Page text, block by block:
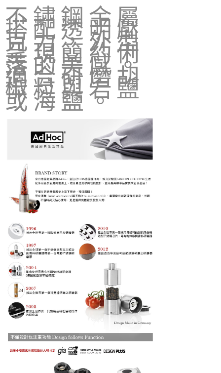
不鏽鋼金屬
搭配透明壓
克力，外型
呈現簡約俐
落的美感。
適合研磨胡
椒粒與岩鹽
或海鹽。